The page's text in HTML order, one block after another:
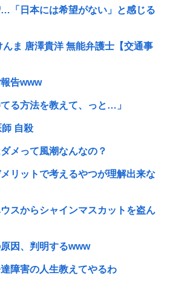
「日本には希望がない」と感じる
ま 唐澤貴洋 無能弁護士【交通事
告www
る方法を教えて、っと…」
自殺
メって風潮なんなの？
リットで考えるやつが理解出来な
スからシャインマスカットを盗ん
原因、判明するwww
障害の人生教えてやるわ